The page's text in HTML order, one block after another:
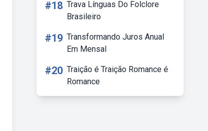
#18 Trava Línguas Do Folclore
Brasileiro
#19 Transformando Juros Anual
Em Mensal
#20 Traição é Traição Romance é
Romance